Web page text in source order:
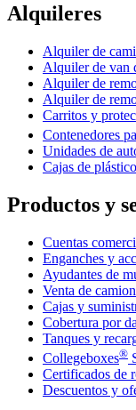
Alquileres
Alquiler de
Alquiler de van
Alquiler de
Alquiler de
Carritos y
Contenedores
Unidades de
Cajas de
Productos y
Cuentas
Enganches y
Ayudantes de
Venta de
Cajas y
Cobertura por
Tanques y
Collegeboxes®
Certificados de
Descuentos y